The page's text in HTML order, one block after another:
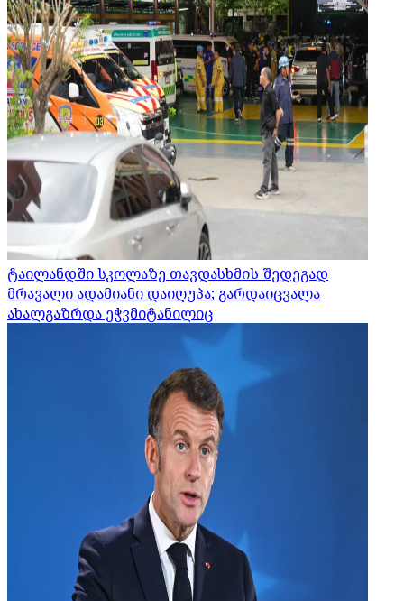
ტაილანდში სკოლაზე თავდასხმის შედეგად
მრავალი ადამიანი დაიღუპა; გარდაიცვალა
ახალგაზრდა ეჭვმიტანილიც